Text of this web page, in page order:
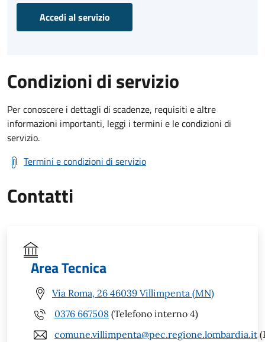
Accedi al servizio
Condizioni di servizio
Per conoscere i dettagli di scadenze, requisiti e altre
informazioni importanti, leggi i termini e le condizioni di
servizio.
Termini e condizioni di servizio
Contatti
Area Tecnica
Via Roma, 26 46039 Villimpenta (MN)
0376 667508 (Telefono interno 4)
comune.villimpenta@pec.regione.lombardia.it